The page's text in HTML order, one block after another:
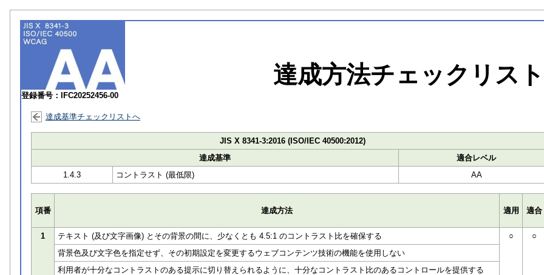
登録番号：IFC20252456-00
達成方法チェックリスト
達成基準チェックリストへ
JIS X 8341-3:2016 (ISO/IEC 40500:2012)
達成基準
適合レベル
1.4.3
コントラスト (最低限) AA
項番 達成方法 適用 適合
1
テキスト (及び文字画像) とその背景の間に、少なくとも 4.5:1 のコントラスト比を確保する ○ ○
背景色及び文字色を指定せず、その初期設定を変更するウェブコンテンツ技術の機能を使用しない
利用者が十分なコントラストのある提示に切り替えられるように、十分なコントラスト比のあるコントロールを提供する